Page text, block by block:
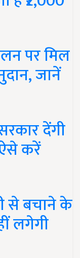
पर मिल
जानें
देंगी
करें
से बचाने के
लगेगी